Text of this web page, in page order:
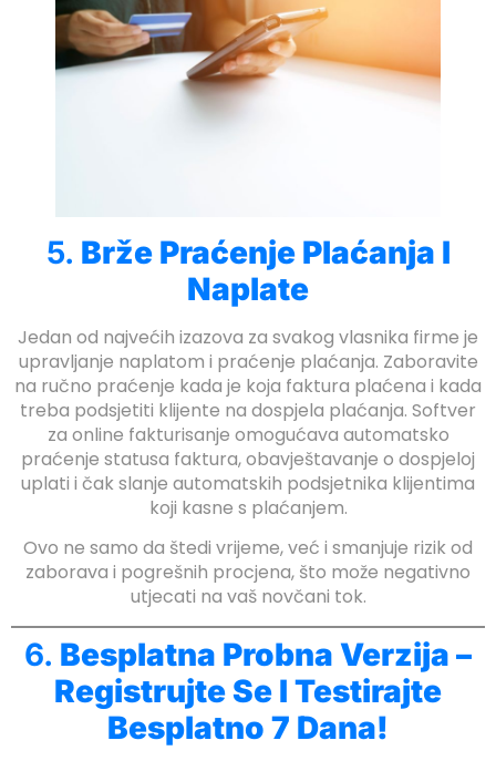
5. Brže Praćenje Plaćanja I
Naplate
Jedan od najvećih izazova za svakog vlasnika firme je
upravljanje naplatom i praćenje plaćanja. Zaboravite
na ručno praćenje kada je koja faktura plaćena i kada
treba podsjetiti klijente na dospjela plaćanja. Softver
za online fakturisanje omogućava automatsko
praćenje statusa faktura, obavještavanje o dospjeloj
uplati i čak slanje automatskih podsjetnika klijentima
koji kasne s plaćanjem.
Ovo ne samo da štedi vrijeme, već i smanjuje rizik od
zaborava i pogrešnih procjena, što može negativno
utjecati na vaš novčani tok.
6. Besplatna Probna Verzija –
Registrujte Se I Testirajte
Besplatno 7 Dana!